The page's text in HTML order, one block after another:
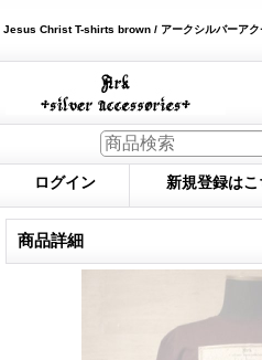
Jesus Christ T-shirts brown / アークシルバーアク
ログイン 新規登録はこ
商品詳細